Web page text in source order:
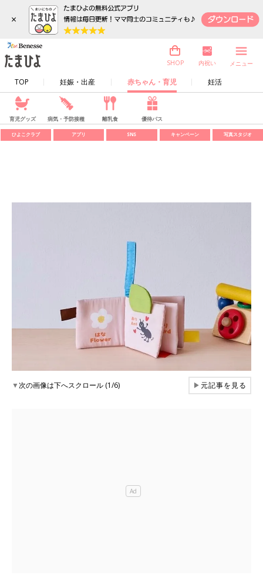
×
TOP 妊娠・出産 赤ちゃん・育児 妊活
SHOP 内祝い メニュー
育児グッズ 病気・予防接種 離乳食 優待パス
ひよこクラブ アプリ SNS キャンペーン 写真スタジオ
▼次の画像は下へスクロール (1/6) ▶元記事を見る